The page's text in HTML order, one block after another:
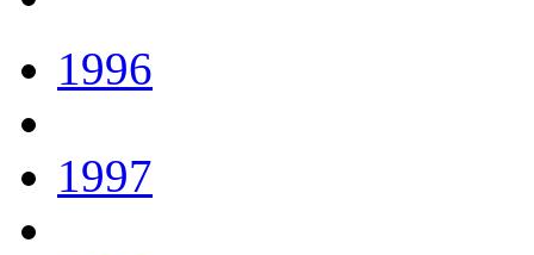
1996
1997